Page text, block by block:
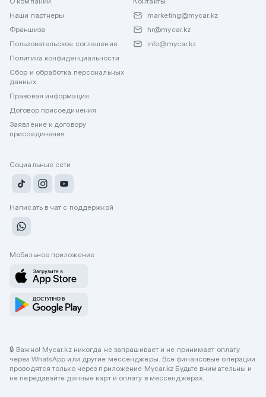
Наши партнеры
Франшиза
Пользовательское соглашение
Политика конфиденциальности
Сбор и обработка персональных
данных
Правовая информация
Договор присоединения
Заявление к договору
присоединения
marketing@mycar.kz
hr@mycar.kz
info@mycar.kz
Социальные сети
Написать в чат с поддержкой
Мобильное приложение
🔒 Важно! Mycar.kz никогда не запрашивает и не принимает оплату
через WhatsApp или другие мессенджеры. Все финансовые операции
проводятся только через приложение Mycar.kz Будьте внимательны и
не передавайте данные карт и оплату в мессенджерах.